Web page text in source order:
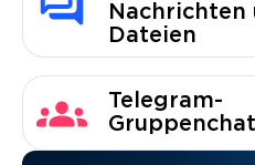
Nachrichten
Dateien
Telegram-